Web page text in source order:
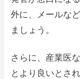
外に、メールな
ましょう。
さらに、産業医
とより良いとさ